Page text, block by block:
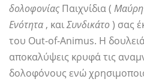
δολοφονίας Παιχνίδια ( Μαύρη
Ενότητα , καιΣυνδικάτο) σας
του Out-of-Animus. Η
αποκαλύψεις κρυφά τις
δολοφόνους ενώ